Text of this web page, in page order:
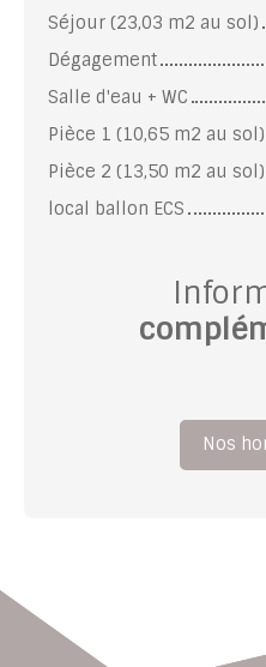
Séjour (23,03 m2 au sol)
Dégagement
Salle d'eau + WC
Pièce 1 (10,65 m2 au sol)
Pièce 2 (13,50 m2 au sol)
local ballon ECS
Nos